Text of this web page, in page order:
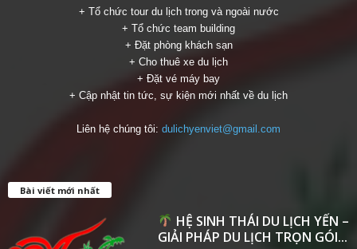
+ Tổ chức tour du lịch trong và ngoài nước
+ Tổ chức team building
+ Đặt phòng khách sạn
+ Cho thuê xe du lịch
+ Đặt vé máy bay
+ Cập nhật tin tức, sự kiện mới nhất về du lịch
Liên hệ chúng tôi: dulichyenviet@gmail.com
Bài viết mới nhất
HỆ SINH THÁI DU LỊCH YẾN –
GIẢI PHÁP DU LỊCH TRỌN GÓI...